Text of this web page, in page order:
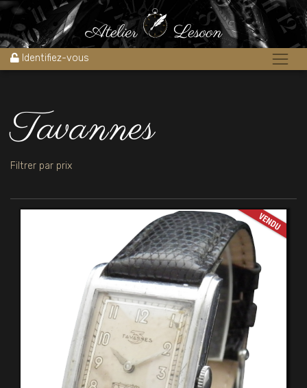
Identifiez-vous
Accueil Tavannes
Tavannes
Filtrer par prix